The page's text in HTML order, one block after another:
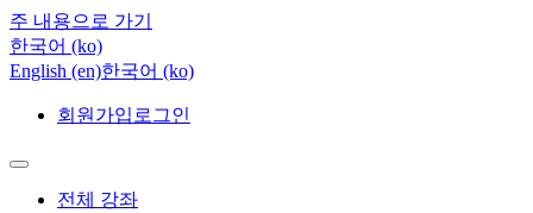
주 내용으로 가기
한국어 ‎(ko)‎
English ‎(en)‎한국어 ‎(ko)‎
회원가입 로그인
전체 강좌